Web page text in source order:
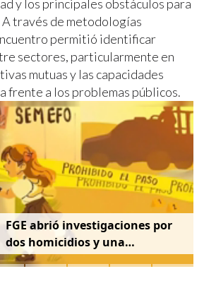
y los principales obstáculos para
través de metodologías
permitió identificar
sectores, particularmente en
mutuas y las capacidades
frente a los problemas públicos.
FGE abrió investigaciones por
dos homicidios y una
desaparición el 7 de agosto